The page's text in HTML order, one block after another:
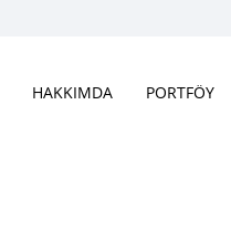
HAKKIMDA PORTFÖY